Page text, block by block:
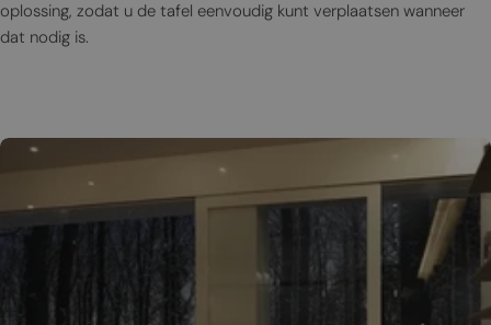
oplossing, zodat u de tafel eenvoudig kunt verplaatsen wanneer
dat nodig is.